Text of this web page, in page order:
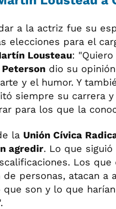
a la actriz fue su
elecciones para el
Lousteau:
dio su
y el humor. Y
siempre su carrera y
para los que la
la Unión Cívica
agredir. Lo que
Los
personas, atacan a
que son y lo que